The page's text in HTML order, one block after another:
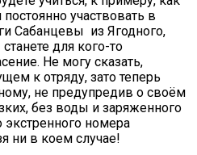
участвовать в
Сабанцевы из Ягодного,
для кого-то
Не могу сказать,
к отряду, зато теперь
не предупредив о своём
без воды и заряженного
экстренного номера
ни в коем случае!